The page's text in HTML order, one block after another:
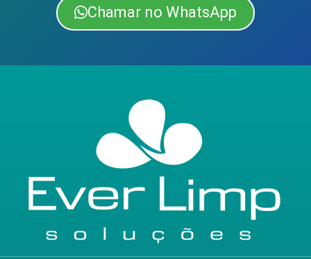
Chamar no WhatsApp